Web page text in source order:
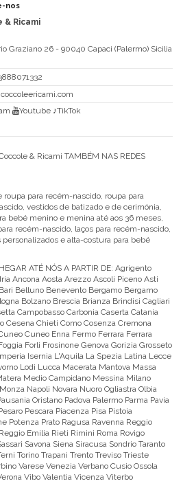
nos
& Ricami
Graziano 26 - 90040 Capaci (Palermo) Sicilia
Youtube ♪TikTok
& Ricami TAMBÉM NAS REDES
roupa para recém-nascido, roupa para
vestidos de batizado e de cerimónia,
bebé menino e menina até aos 36 meses,
recém-nascido, laços para recém-nascido,
personalizados e alta-costura para bebé
ATÉ NÓS A PARTIR DE: Agrigento
Ancona Aosta Arezzo Ascoli Piceno Asti
Belluno Benevento Bergamo Bergamo
Bolzano Brescia Brianza Brindisi Cagliari
Campobasso Carbonia Caserta Catania
Cesena Chieti Como Cosenza Cremona
Cuneo Enna Fermo Ferrara Ferrara
Forli Frosinone Genova Gorizia Grosseto
Isernia L'Aquila La Spezia Latina Lecce
Lodi Lucca Macerata Mantova Massa
Medio Campidano Messina Milano
Napoli Novara Nuoro Ogliastra Olbia
Oristano Padova Palermo Parma Pavia
Pescara Piacenza Pisa Pistoia
Potenza Prato Ragusa Ravenna Reggio
Emilia Rieti Rimini Roma Rovigo
Savona Siena Siracusa Sondrio Taranto
Torino Trapani Trento Treviso Trieste
Varese Venezia Verbano Cusio Ossola
Vibo Valentia Vicenza Viterbo